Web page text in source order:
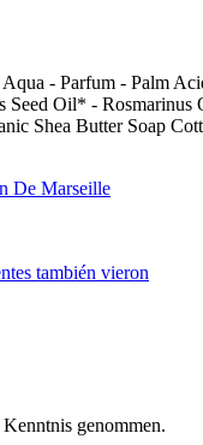
Aqua - Parfum - Palm
Seed Oil* -
Shea Butter Soap
De Marseille
también vieron
genommen.